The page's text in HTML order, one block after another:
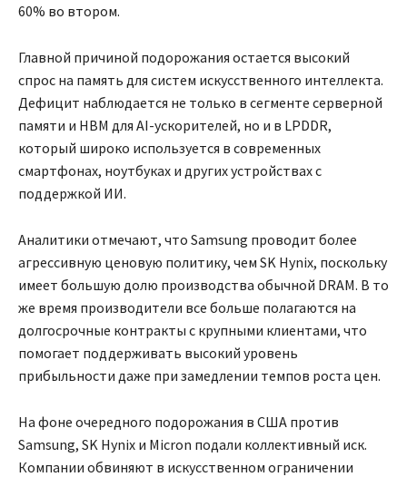
60% во втором.
Главной причиной подорожания остается высокий
спрос на память для систем искусственного интеллекта.
Дефицит наблюдается не только в сегменте серверной
памяти и HBM для AI-ускорителей, но и в LPDDR,
который широко используется в современных
смартфонах, ноутбуках и других устройствах с
поддержкой ИИ.
Аналитики отмечают, что Samsung проводит более
агрессивную ценовую политику, чем SK Hynix, поскольку
имеет большую долю производства обычной DRAM. В то
же время производители все больше полагаются на
долгосрочные контракты с крупными клиентами, что
помогает поддерживать высокий уровень
прибыльности даже при замедлении темпов роста цен.
На фоне очередного подорожания в США против
Samsung, SK Hynix и Micron подали коллективный иск.
Компании обвиняют в искусственном ограничении